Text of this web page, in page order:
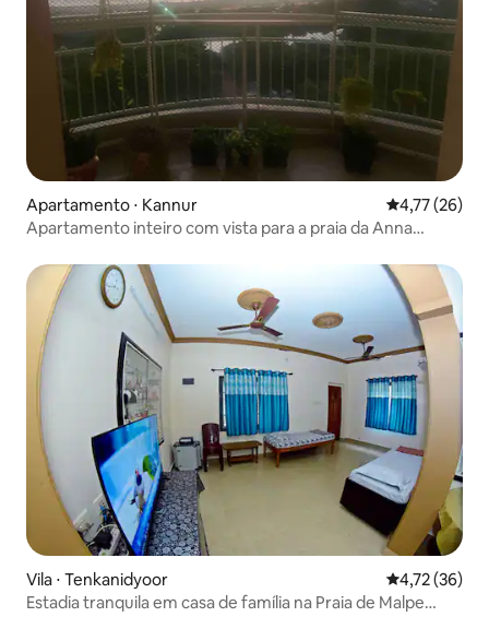
Apartamento ⋅ Kannur 4,77 de uma
4,77 (26)
Apartamento inteiro com vista para a praia da Anna
Vila ⋅ Tenkanidyoor 4,72 de uma
4,72 (36)
Estadia tranquila em casa de família na Praia de Malpe